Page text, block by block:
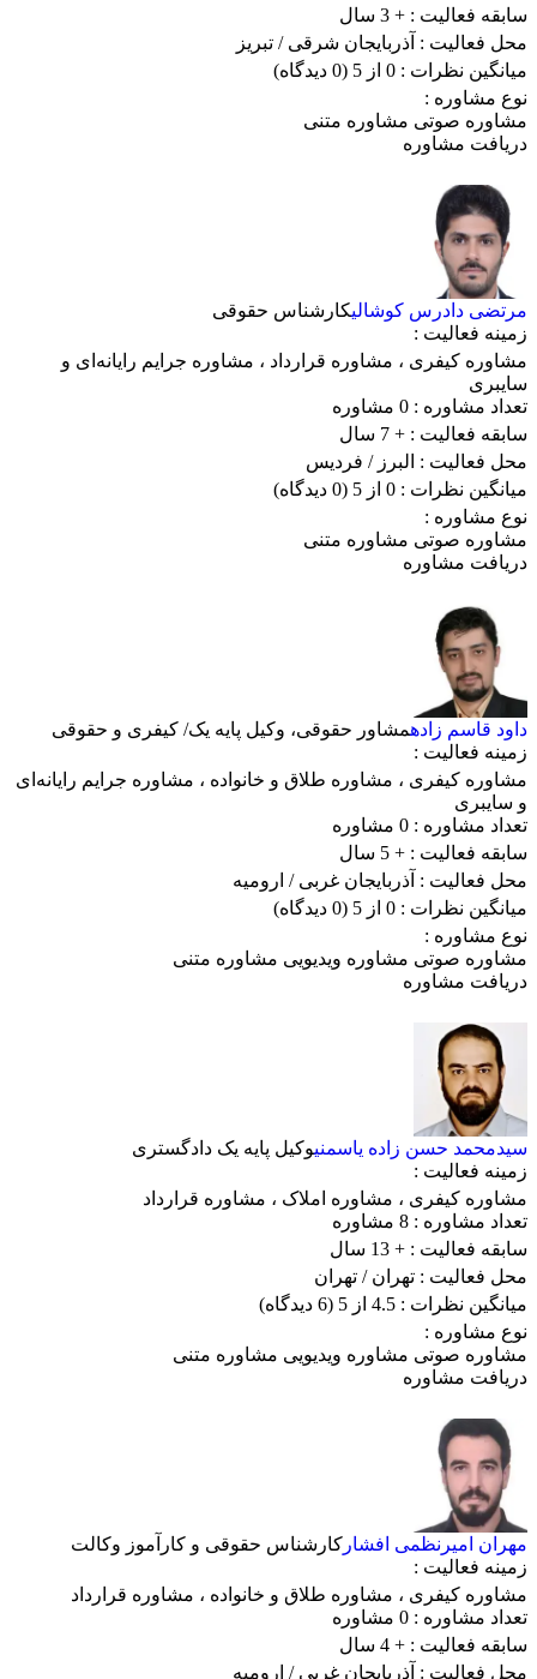
سابقه فعالیت : + 3 سال
محل فعالیت : آذربایجان شرقی/ تبریز
میانگین نظرات : 0 از 5
(0 دیدگاه)
نوع مشاوره :
مشاوره صوتی مشاوره متنی
دریافت مشاوره
مرتضی دادرس کوشالیکارشناس حقوقی
زمینه فعالیت :
مشاوره کیفری ، مشاوره قرارداد ، مشاوره جرایم رایانه‌ای و
سایبری
تعداد مشاوره : 0 مشاوره
سابقه فعالیت : + 7 سال
محل فعالیت : البرز/ فردیس
میانگین نظرات : 0 از 5
(0 دیدگاه)
نوع مشاوره :
مشاوره صوتی مشاوره متنی
دریافت مشاوره
داود قاسم زادهمشاور حقوقی، وکیل پایه یک/ کیفری و حقوقی
زمینه فعالیت :
مشاوره کیفری ، مشاوره طلاق و خانواده ، مشاوره جرایم رایانه‌ای
و سایبری
تعداد مشاوره : 0 مشاوره
سابقه فعالیت : + 5 سال
محل فعالیت : آذربایجان غربی/ ارومیه
میانگین نظرات : 0 از 5
(0 دیدگاه)
نوع مشاوره :
مشاوره صوتی مشاوره ویدیویی مشاوره متنی
دریافت مشاوره
سیدمحمد حسن زاده یاسمنیوکیل پایه یک دادگستری
زمینه فعالیت :
مشاوره کیفری ، مشاوره املاک ، مشاوره قرارداد
تعداد مشاوره : 8 مشاوره
سابقه فعالیت : + 13 سال
محل فعالیت : تهران/ تهران
میانگین نظرات : 4.5 از 5
(6 دیدگاه)
نوع مشاوره :
مشاوره صوتی مشاوره ویدیویی مشاوره متنی
دریافت مشاوره
مهران امیرنظمی افشار کارشناس حقوقی و کارآموز وکالت
زمینه فعالیت :
مشاوره کیفری ، مشاوره طلاق و خانواده ، مشاوره قرارداد
تعداد مشاوره : 0 مشاوره
سابقه فعالیت : + 4 سال
محل فعالیت : آذربایجان غربی/ ارومیه